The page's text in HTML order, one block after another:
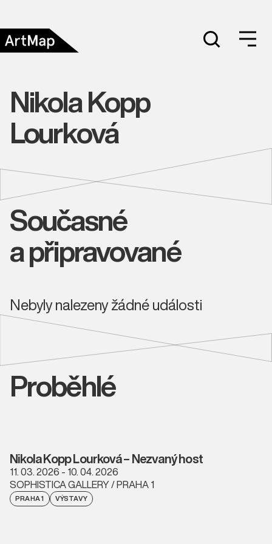
Nikola Kopp
Lourková
Současné
a připravované
Nebyly nalezeny žádné události
Proběhlé
Nikola Kopp Lourková – Nezvaný host
11. 03. 2026 - 10. 04. 2026
SOPHISTICA GALLERY / PRAHA 1
PRAHA 1 VÝSTAVY